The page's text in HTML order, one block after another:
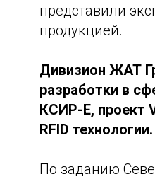
представили
продукцией.
Дивизион ЖАТ
разработки в
КСИР-Е, проект
RFID технологии.
По заданию